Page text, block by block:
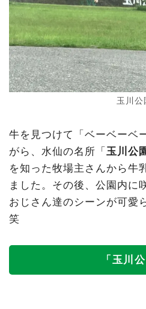
玉川公
牛を見つけて「ベーベーベ
がら、水仙の名所「玉川公
を知った牧場主さんから牛
ました。その後、公園内に
おじさん達のシーンが可愛
笑
「玉川